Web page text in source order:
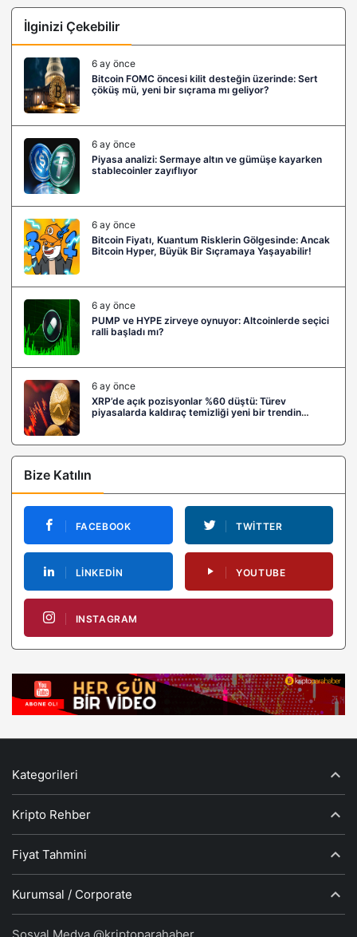
İlginizi Çekebilir
6 ay önce
Bitcoin FOMC öncesi kilit desteğin üzerinde: Sert
çöküş mü, yeni bir sıçrama mı geliyor?
6 ay önce
Piyasa analizi: Sermaye altın ve gümüşe kayarken
stablecoinler zayıflıyor
6 ay önce
Bitcoin Fiyatı, Kuantum Risklerin Gölgesinde: Ancak
Bitcoin Hyper, Büyük Bir Sıçramaya Yaşayabilir!
6 ay önce
PUMP ve HYPE zirveye oynuyor: Altcoinlerde seçici
ralli başladı mı?
6 ay önce
XRP’de açık pozisyonlar %60 düştü: Türev
piyasalarda kaldıraç temizliği yeni bir trendin
Bize Katılın
FACEBOOK TWITTER
LINKEDIN YOUTUBE
INSTAGRAM
Kategorileri
Kripto Rehber
Fiyat Tahmini
Kurumsal / Corporate